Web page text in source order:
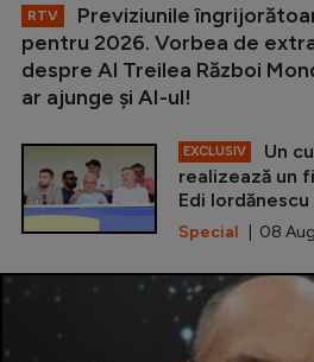
RTV
Previziunile
pentru 2026. Vorbea de
despre Al Treilea Război
ar ajunge și AI-ul!
EXCLUSIV
Un
realizează un
Edi Iordănescu
Special | 08